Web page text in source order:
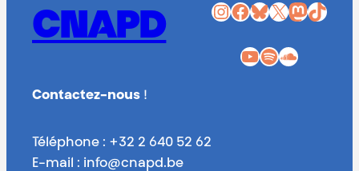
CNAPD InstagramFacebook Bluesky X Mastodon TikTok
YouTube Spotify SoundCloud
Contactez-nous !
Téléphone : +32 2 640 52 62
E-mail : info@cnapd.be